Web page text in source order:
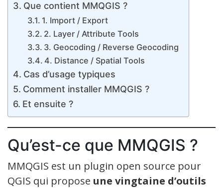
Que contient MMQGIS ?
1. Import / Export
2. Layer / Attribute Tools
3. Geocoding / Reverse Geocoding
4. Distance / Spatial Tools
Cas d’usage typiques
Comment installer MMQGIS ?
Et ensuite ?
Qu’est-ce que MMQGIS ?
MMQGIS est un plugin open source pour
QGIS qui propose une vingtaine d’outils